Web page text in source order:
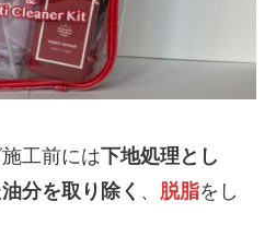
工前には下地処理とし
分を取り除く 、 脱脂をし